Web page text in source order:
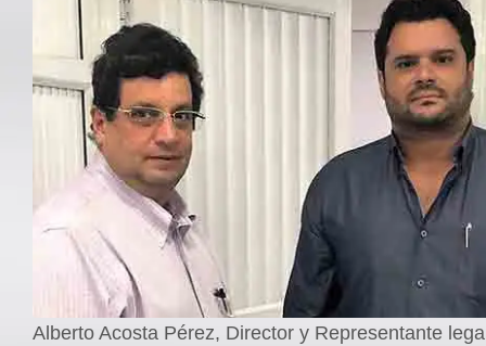
OPINIÓN
Contactenos
facebook
Instagram
Registro ISSN: 2711-3299
Alberto Acosta Pérez, Director y Representante